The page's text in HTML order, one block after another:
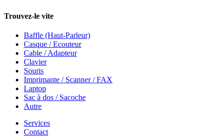
Trouvez-le vite
Baffle (Haut-Parleur)
Casque / Ecouteur
Cable / Adapteur
Clavier
Souris
Imprimante / Scanner / FAX
Laptop
Sac à dos / Sacoche
Autre
Services
Contact